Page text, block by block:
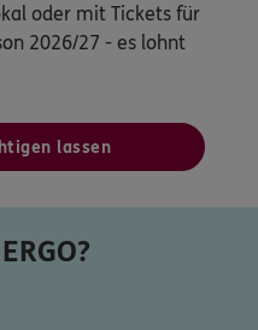
oder mit Tickets für
2026/27 - es lohnt
lassen